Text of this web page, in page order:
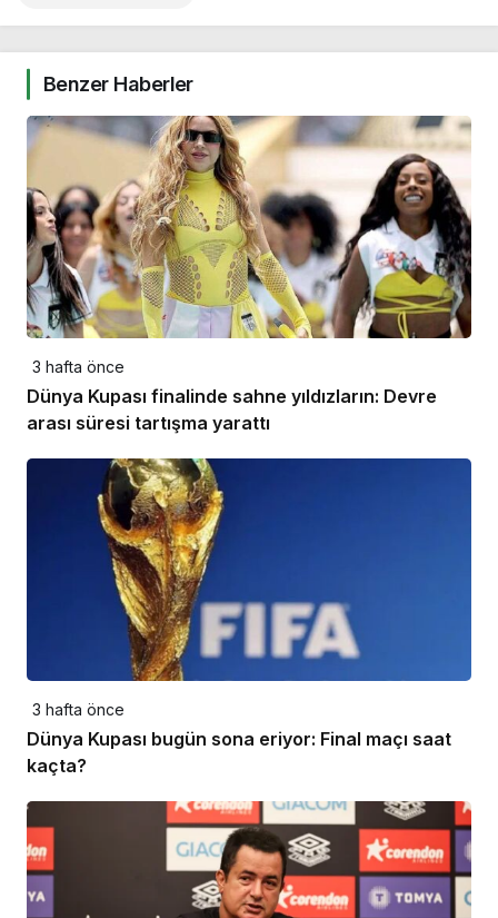
Benzer Haberler
3 hafta önce
Dünya Kupası finalinde sahne yıldızların: Devre
arası süresi tartışma yarattı
3 hafta önce
Dünya Kupası bugün sona eriyor: Final maçı saat
kaçta?